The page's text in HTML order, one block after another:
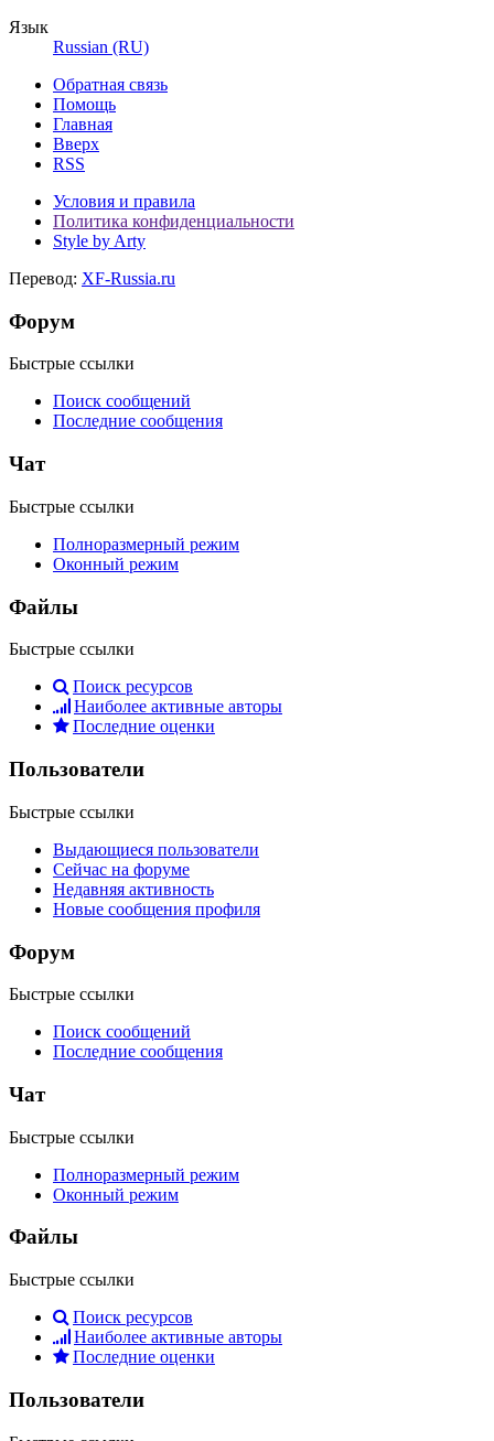
Язык
Russian (RU)
Обратная связь
Помощь
Главная
Вверх
RSS
Условия и правила
Политика конфиденциальности
Style by Arty
Перевод: XF-Russia.ru
Форум
Быстрые ссылки
Поиск сообщений
Последние сообщения
Чат
Быстрые ссылки
Полноразмерный режим
Оконный режим
Файлы
Быстрые ссылки
Поиск ресурсов
Наиболее активные авторы
Последние оценки
Пользователи
Быстрые ссылки
Выдающиеся пользователи
Сейчас на форуме
Недавняя активность
Новые сообщения профиля
Форум
Быстрые ссылки
Поиск сообщений
Последние сообщения
Чат
Быстрые ссылки
Полноразмерный режим
Оконный режим
Файлы
Быстрые ссылки
Поиск ресурсов
Наиболее активные авторы
Последние оценки
Пользователи